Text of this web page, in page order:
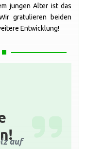
jungen Alter ist das
gratulieren beiden
Entwicklung!
auf